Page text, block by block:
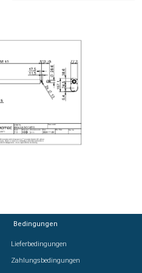
Bedingungen
Lieferbedingungen
Zahlungsbedingungen
Bedingungen
Lieferbedingungen
Zahlungsbedingungen